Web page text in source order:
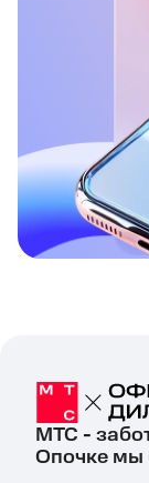
МТС -
Опочке мы